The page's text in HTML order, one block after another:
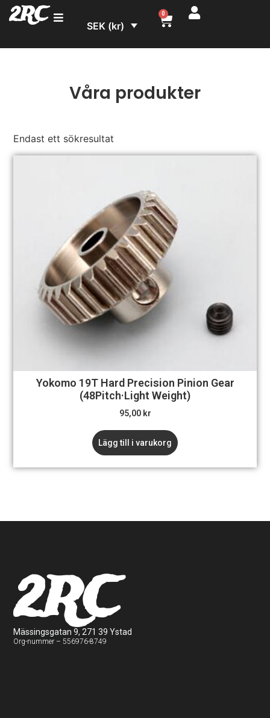
2RC SEK (kr)
0
Våra produkter
Endast ett sökresultat
Yokomo 19T Hard Precision Pinion Gear
(48Pitch·Light Weight)
95,00 kr
Lägg till i varukorg
2RC
Mässingsgatan 9, 271 39 Ystad
Org-nummer – 556976-8749